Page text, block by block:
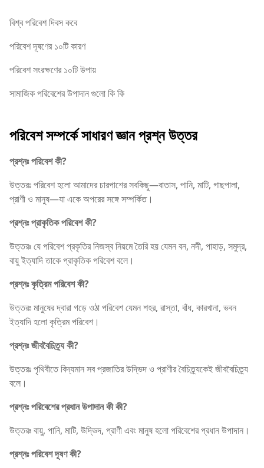
বিশ্ব পরিবেশ দিবস কবে
পরিবেশ দূষণের ১০টি কারণ
পরিবেশ সংরক্ষণের ১০টি উপায়
সামাজিক পরিবেশের উপাদান গুলো কি কি
পরিবেশ সম্পর্কে সাধারণ জ্ঞান প্রশ্ন উত্তর
প্রশ্নঃ পরিবেশ কী?
উত্তরঃ পরিবেশ হলো আমাদের চারপাশের সবকিছু—বাতাস, পানি, মাটি, গাছপালা,
প্রাণী ও মানুষ—যা একে অপরের সঙ্গে সম্পর্কিত।
প্রশ্নঃ প্রাকৃতিক পরিবেশ কী?
উত্তরঃ যে পরিবেশ প্রকৃতির নিজস্ব নিয়মে তৈরি হয় যেমন বন, নদী, পাহাড়, সমুদ্র,
বায়ু ইত্যাদি তাকে প্রাকৃতিক পরিবেশ বলে।
প্রশ্নঃ কৃত্রিম পরিবেশ কী?
উত্তরঃ মানুষের দ্বারা গড়ে ওঠা পরিবেশ যেমন শহর, রাস্তা, বাঁধ, কারখানা, ভবন
ইত্যাদি হলো কৃত্রিম পরিবেশ।
প্রশ্নঃ জীববৈচিত্র্য কী?
উত্তরঃ পৃথিবীতে বিদ্যমান সব প্রজাতির উদ্ভিদ ও প্রাণীর বৈচিত্র্যকেই জীববৈচিত্র্য
বলে।
প্রশ্নঃ পরিবেশের প্রধান উপাদান কী কী?
উত্তরঃ বায়ু, পানি, মাটি, উদ্ভিদ, প্রাণী এবং মানুষ হলো পরিবেশের প্রধান উপাদান।
প্রশ্নঃ পরিবেশ দূষণ কী?